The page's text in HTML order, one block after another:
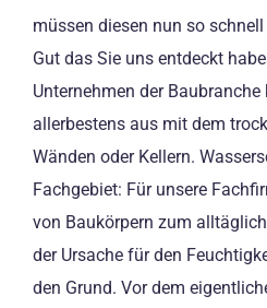
müssen diesen nun so
Gut das Sie uns entdeckt
Unternehmen der
allerbestens aus mit dem
Wänden oder Kellern.
Fachgebiet: Für unsere
von Baukörpern zum
der Ursache für den
den Grund. Vor dem